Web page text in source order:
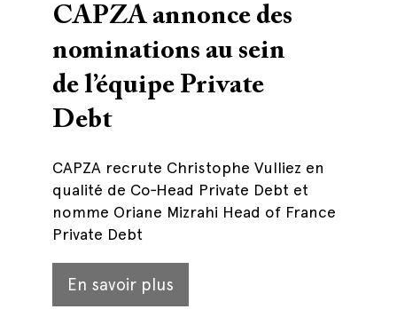
CAPZA annonce des
nominations au sein
de l’équipe Private
Debt
CAPZA recrute Christophe Vulliez en
qualité de Co‑Head Private Debt et
nomme Oriane Mizrahi Head of France
Private Debt
En savoir plus